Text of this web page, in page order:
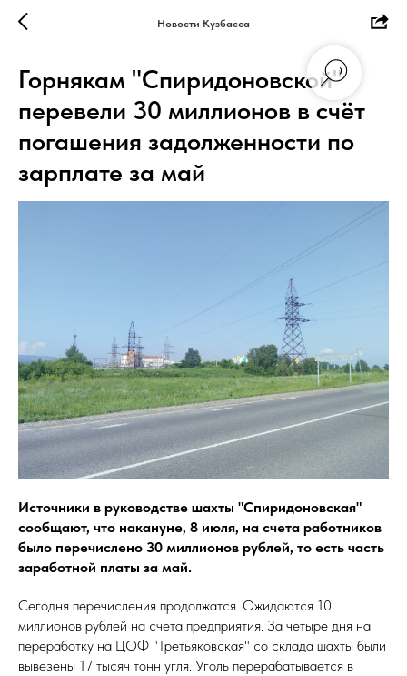
Новости Кузбасса
Горнякам "Спиридоновской"
перевели 30 миллионов в счёт
погашения задолженности по
зарплате за май
Источники в руководстве шахты "Спиридоновская"
сообщают, что накануне, 8 июля, на счета работников
было перечислено 30 миллионов рублей, то есть часть
заработной платы за май.
Сегодня перечисления продолжатся. Ожидаются 10
миллионов рублей на счета предприятия. За четыре дня на
переработку на ЦОФ "Третьяковская" со склада шахты были
вывезены 17 тысяч тонн угля. Уголь перерабатывается в